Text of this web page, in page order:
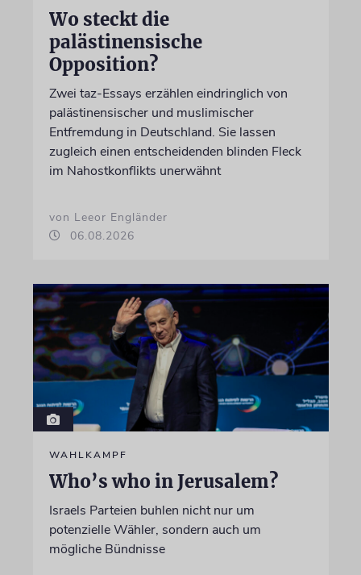
Wo steckt die
palästinensische
Opposition?
Zwei taz-Essays erzählen eindringlich von
palästinensischer und muslimischer
Entfremdung in Deutschland. Sie lassen
zugleich einen entscheidenden blinden Fleck
im Nahostkonflikts unerwähnt
von Leeor Engländer
06.08.2026
WAHLKAMPF
Who’s who in Jerusalem?
Israels Parteien buhlen nicht nur um
potenzielle Wähler, sondern auch um
mögliche Bündnisse